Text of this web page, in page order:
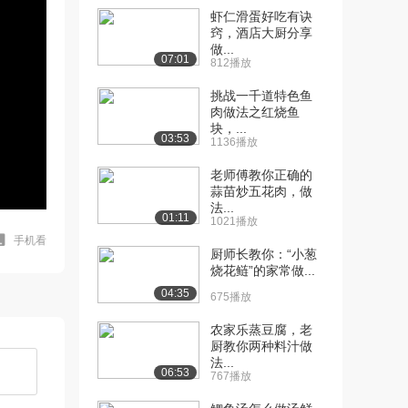
手机看
07:01
虾仁滑蛋好吃有诀
窍，酒店大厨分享
做...
812播放
03:53
挑战一千道特色鱼
肉做法之红烧鱼
块，...
1136播放
01:11
老师傅教你正确的
蒜苗炒五花肉，做
法...
1021播放
04:35
厨师长教你：“小葱
烧花鲢”的家常做...
675播放
06:53
农家乐蒸豆腐，老
厨教你两种料汁做
法...
767播放